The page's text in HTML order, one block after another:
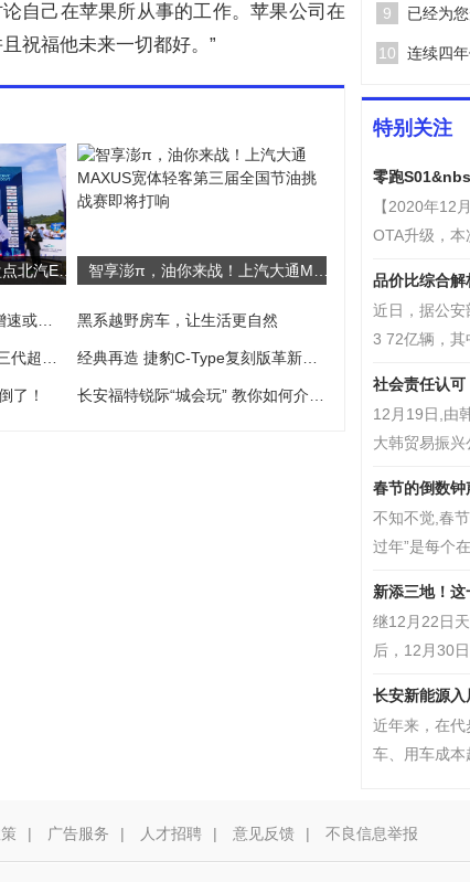
自己在苹果所从事的工作。苹果公司在
祝福他未来一切都好。”
新能源汽车大赛落帷幕 盘点北汽EV5的高光时刻
黑系越野房车，让生活更自然
了！
9 已经为
10 连续四
特别关注
零跑
【2020年12
OTA升级，本
品价比综合
近日，据公
3 72亿辆，其
社会责任认
12月19日,由
大韩贸易振兴
春节的倒数
不知不觉,春
过年”是每个
新添三地！
继12月22日
后，12月30
长安新能源
近年来，在
车、用车成本
| 广告服务 | 人才招聘 | 意见反馈 | 不良信息举报